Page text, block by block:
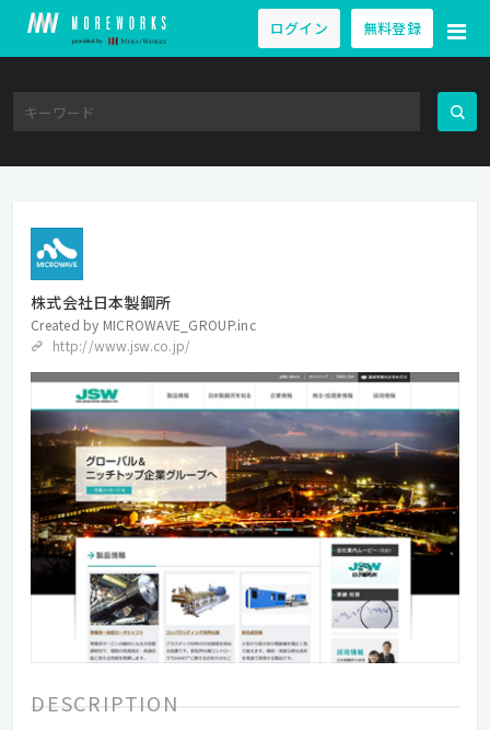
ログイン 無料登録
株式会社日本製鋼所
Created by MICROWAVE_GROUP.inc
http://www.jsw.co.jp/
DESCRIPTION